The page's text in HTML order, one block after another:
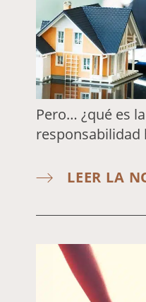
Pero… ¿qué es la
responsabilidad
LEER LA